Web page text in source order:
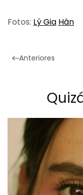
Fotos: Lý Gia Hân
Anteriores